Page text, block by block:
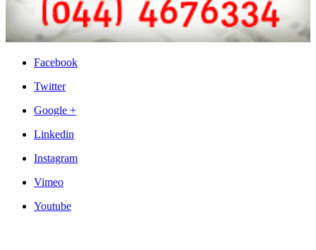
Facebook
Twitter
Google +
Linkedin
Instagram
Vimeo
Youtube